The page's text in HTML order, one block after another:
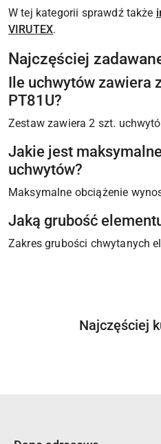
W tej kategorii sprawdź także
VIRUTEX.
Najczęściej
Ile uchwytów zawiera
PT81U?
Zestaw zawiera 2 szt.
Jakie jest
uchwytów?
Maksymalne obciążenie
Jaką grubość
Zakres grubości chwytanych
Pomiń karuzelę
Produkty
Najczęściej